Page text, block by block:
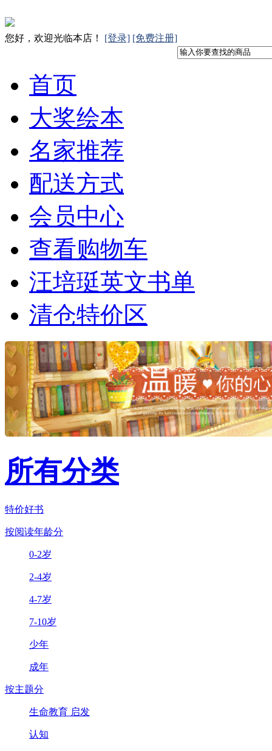
您好，欢迎光临本店！ [登录] [免费注册]
首页
大奖绘本
名家推荐
配送方式
会员中心
查看购物车
汪培珽英文书单
清仓特价区
所有分类
特价好书
按阅读年龄分
0-2岁
2-4岁
4-7岁
7-10岁
少年
成年
按主题分
生命教育 启发
认知